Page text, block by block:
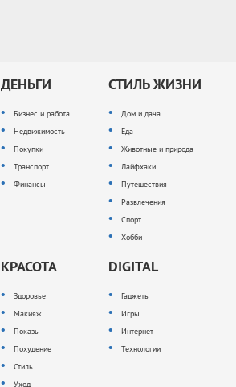
ДЕНЬГИ
Бизнес и работа
Недвижимость
Покупки
Транспорт
Финансы
СТИЛЬ ЖИЗНИ
Дом и дача
Еда
Животные и природа
Лайфхаки
Путешествия
Развлечения
Спорт
Хобби
КРАСОТА
Здоровье
Макияж
Показы
Похудение
Стиль
Уход
DIGITAL
Гаджеты
Игры
Интернет
Технологии